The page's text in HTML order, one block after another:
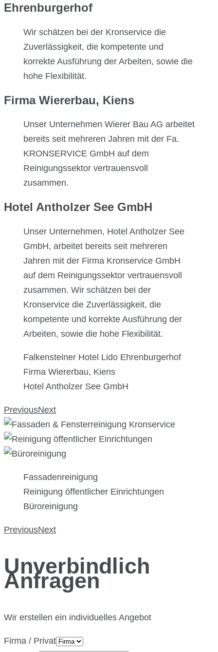
Ehrenburgerhof
Wir schätzen bei der Kronservice die
Zuverlässigkeit, die kompetente und
korrekte Ausführung der Arbeiten, sowie die
hohe Flexibilität.
Firma Wiererbau, Kiens
Unser Unternehmen Wierer Bau AG arbeitet
bereits seit mehreren Jahren mit der Fa.
KRONSERVICE GmbH auf dem
Reinigungssektor vertrauensvoll
zusammen.
Hotel Antholzer See GmbH
Unser Unternehmen, Hotel Antholzer See
GmbH, arbeitet bereits seit mehreren
Jahren mit der Firma Kronservice GmbH
auf dem Reinigungssektor vertrauensvoll
zusammen. Wir schätzen bei der
Kronservice die Zuverlässigkeit, die
kompetente und korrekte Ausführung der
Arbeiten, sowie die hohe Flexibilität.
Falkensteiner Hotel Lido Ehrenburgerhof
Firma Wiererbau, Kiens
Hotel Antholzer See GmbH
PreviousNext
Fassadenreinigung
Reinigung öffentlicher Einrichtungen
Büroreinigung
PreviousNext
Unverbindlich
Anfragen
Wir erstellen ein individuelles Angebot
Firma / Privat